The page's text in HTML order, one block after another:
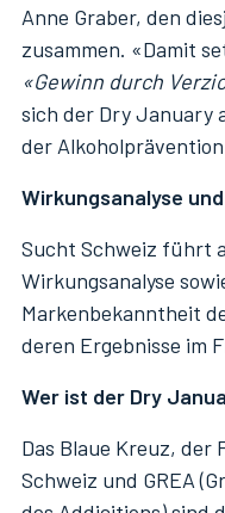
Anne Graber, den
zusammen. «Damit
«Gewinn durch
sich der Dry January
der
Wirkungsanalyse
Sucht Schweiz führt
Wirkungsanalyse
Markenbekanntheit
deren Ergebnisse im
Wer ist der Dry
Das Blaue Kreuz, der
Schweiz und GREA